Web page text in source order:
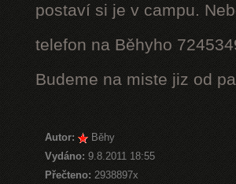
postaví si je v campu.
telefon na Běhyho
Budeme na miste jiz od
Autor:
Běhy
Vydáno: 9.8.2011 18:55
Přečteno: 2938897x